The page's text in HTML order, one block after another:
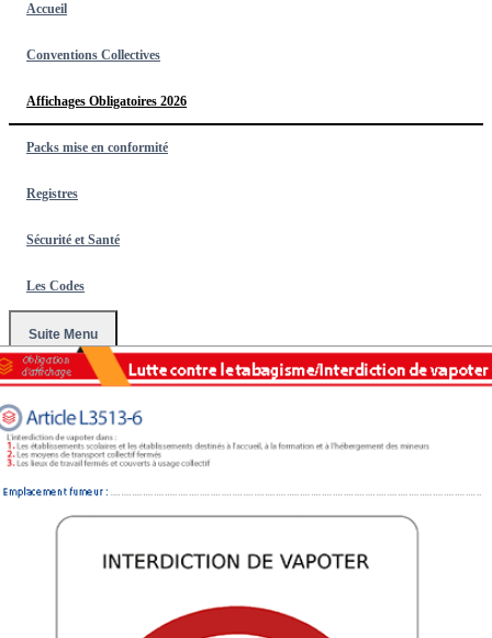
Accueil
Conventions Collectives
Affichages Obligatoires 2026
Packs mise en conformité
Registres
Sécurité et Santé
Les Codes
Suite Menu
Accueil / Affichages Obligatoires 2026 / Interdiction de vapoter